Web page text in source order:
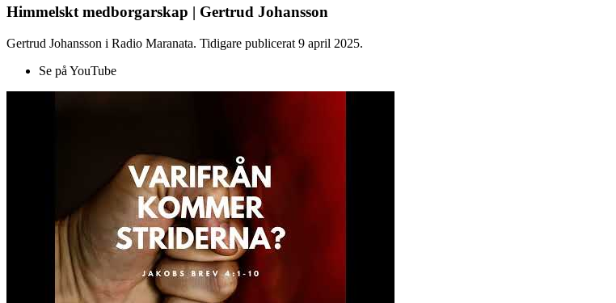
Himmelskt medborgarskap | Gertrud Johansson
Gertrud Johansson i Radio Maranata. Tidigare publicerat 9 april 2025.
Se på YouTube